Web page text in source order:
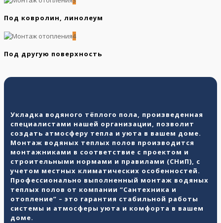
Под ковролин, линолеум
4
Под другую поверхность
Укладка водяного тёплого пола, произведенная
специалистами нашей организации, позволит
создать атмосферу тепла и уюта в вашем доме.
Монтаж водяных теплых полов производится
монтажниками в соответствие с проектом и
строительными нормами и правилами (СНиП), с
учетом местных климатических особенностей.
Профессионально выполненный монтаж водяных
теплых полов от компании “Сантехника и
отопление” – это гарантия стабильной работы
системы и атмосферы уюта и комфорта в вашем
доме.